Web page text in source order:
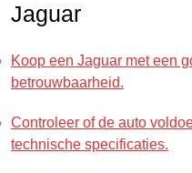
Jaguar
Koop een Jaguar met een
betrouwbaarheid.
Controleer of de auto
technische specificaties.